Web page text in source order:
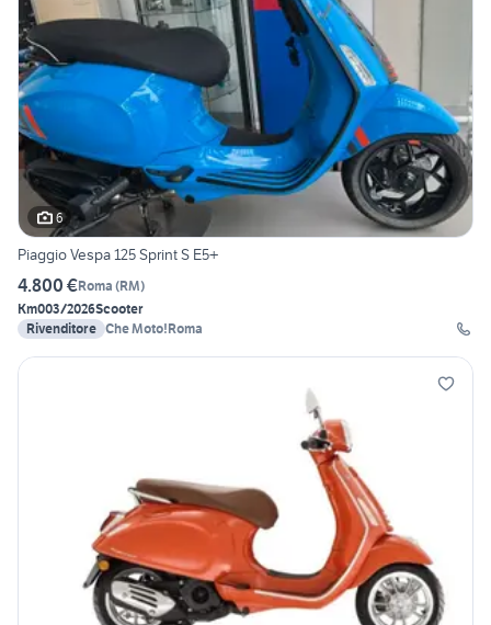
6
Piaggio Vespa 125 Sprint S E5+
4.800 €Roma (RM)
Km003/2026Scooter
Rivenditore Che Moto!Roma